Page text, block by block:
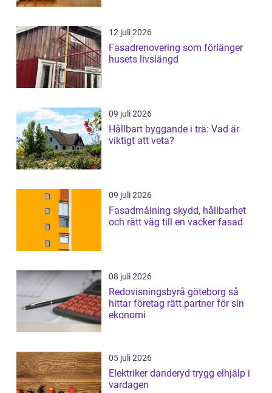
12 juli 2026
Fasadrenovering som förlänger
husets livslängd
09 juli 2026
Hållbart byggande i trä: Vad är
viktigt att veta?
09 juli 2026
Fasadmålning skydd, hållbarhet
och rätt väg till en vacker fasad
08 juli 2026
Redovisningsbyrå göteborg så
hittar företag rätt partner för sin
ekonomi
05 juli 2026
Elektriker danderyd trygg elhjälp i
vardagen